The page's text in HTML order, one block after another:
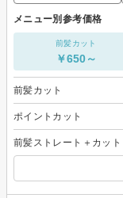
メニュー別参考価格
前髪カット
￥650～
前髪カット
ポイントカット
前髪ストレート＋カット